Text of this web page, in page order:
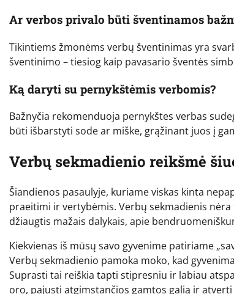
Ar verbos privalo būti šventinamos
Tikintiems žmonėms verbų šventinimas yra
šventinimo – tiesiog kaip pavasario šventės
Ką daryti su pernykštėmis verbomis?
Bažnyčia rekomenduoja pernykštes verbas
būti išbarstyti sode ar miške, grąžinant juos į
Verbų sekmadienio reikšmė
Šiandienos pasaulyje, kuriame viskas kinta
praeitimi ir vertybėmis. Verbų sekmadienis
džiaugtis mažais dalykais, apie
Kiekvienas iš mūsų savo gyvenime patiriame
Verbų sekmadienio pamoka moko, kad
Suprasti tai reiškia tapti stipresniu ir labiau
oro, pajusti atgimstančios gamtos galią ir